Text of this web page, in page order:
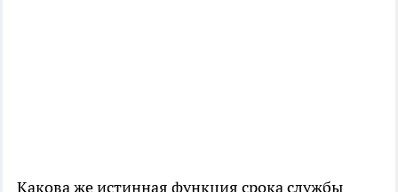
Какова же истинная функция срока службы